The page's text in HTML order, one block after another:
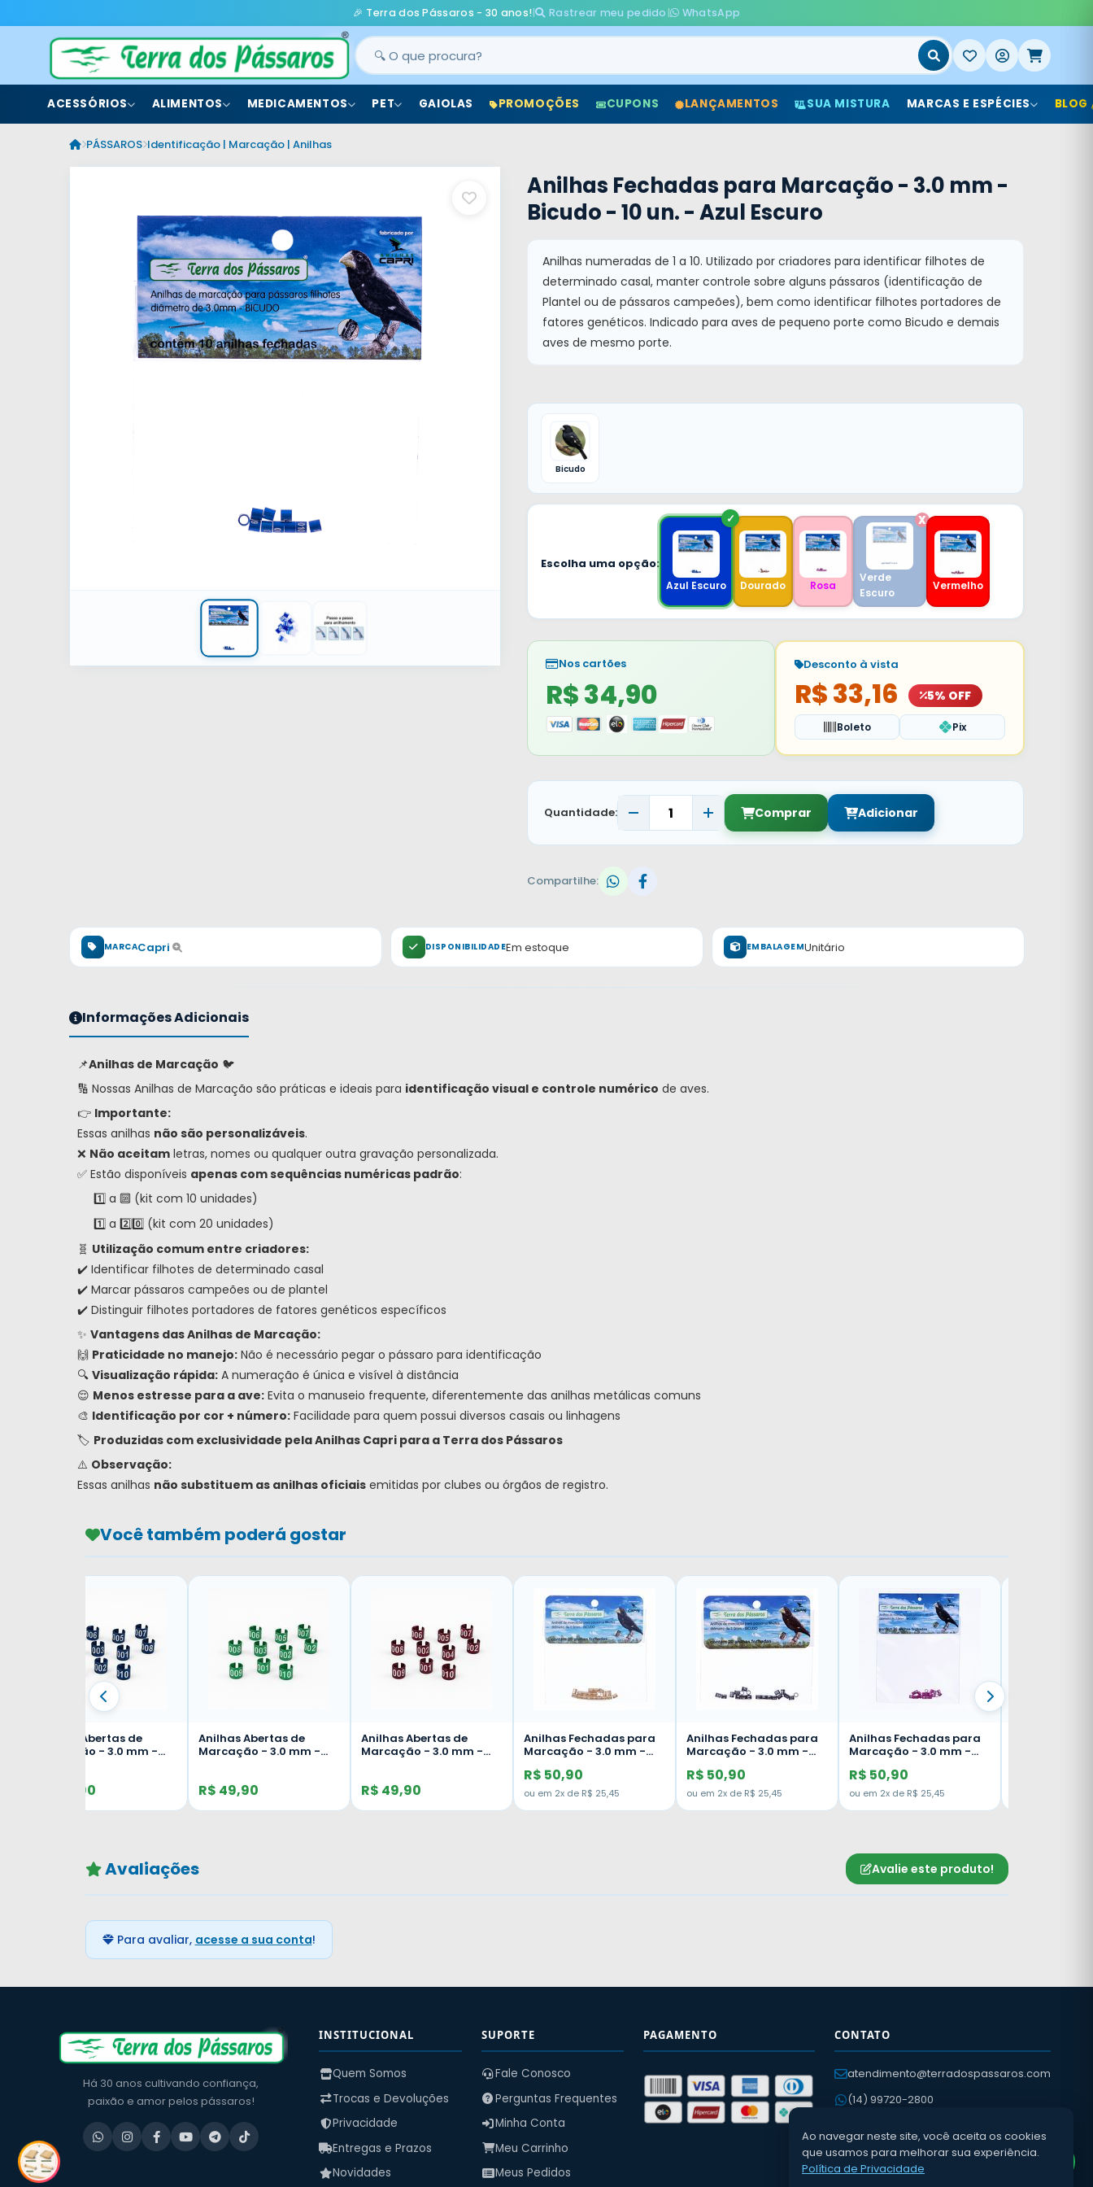
🎉 Terra dos Pássaros - 30 anos!| Rastrear meu pedido| WhatsApp
ACESSÓRIOS ALIMENTOS MEDICAMENTOS PET GAIOLAS PROMOÇÕES CUPONS LANÇAMENTOS SUA MISTURA MARCAS E ESPÉCIES BLOG
PÁSSAROS Identificação | Marcação | Anilhas
Anilhas Fechadas para Marcação - 3.0 mm -
Bicudo - 10 un. - Azul Escuro
Anilhas numeradas de 1 a 10. Utilizado por criadores para identificar filhotes de
determinado casal, manter controle sobre alguns pássaros (identificação de
Plantel ou de pássaros campeões), bem como identificar filhotes portadores de
fatores genéticos. Indicado para aves de pequeno porte como Bicudo e demais
aves de mesmo porte.
Bicudo
Escolha uma opção:
Azul Escuro Dourado Rosa
Verde
Escuro
Vermelho
Nos cartões
R$ 34,90
Desconto à vista
R$ 33,16 5% OFF
Boleto Pix
Quantidade: Comprar Adicionar
Compartilhe:
MARCACapri DISPONIBILIDADEEm estoque EMBALAGEMUnitário
Informações Adicionais
📌Anilhas de Marcação 🐦
🔢 Nossas Anilhas de Marcação são práticas e ideais para identificação visual e controle numérico de aves.
👉 Importante:
Essas anilhas não são personalizáveis.
❌ Não aceitamletras, nomes ou qualquer outra gravação personalizada.
✅ Estão disponíveis apenas com sequências numéricas padrão:
1️⃣ a 🔟 (kit com 10 unidades)
1️⃣ a 2️⃣0️⃣ (kit com 20 unidades)
🧬 Utilização comum entre criadores:
✔️ Identificar filhotes de determinado casal
✔️ Marcar pássaros campeões ou de plantel
✔️ Distinguir filhotes portadores de fatores genéticos específicos
✨ Vantagens das Anilhas de Marcação:
🙌 Praticidade no manejo:Não é necessário pegar o pássaro para identificação
🔍 Visualização rápida:A numeração é única e visível à distância
😌 Menos estresse para a ave:Evita o manuseio frequente, diferentemente das anilhas metálicas comuns
🎨 Identificação por cor + número:Facilidade para quem possui diversos casais ou linhagens
🏷️ Produzidas com exclusividade pela Anilhas Capri para a Terra dos Pássaros
⚠️ Observação:
Essas anilhas não substituem as anilhas oficiaisemitidas por clubes ou órgãos de registro.
Você também poderá gostar
Anilhas Abertas de
Marcação - 3.0 mm -
Vermelha
R$ 49,90
Anilhas Fechadas para
Marcação - 3.0 mm -
ou em 2x de R$ 25,45
Anilhas Fechadas para
Marcação - 3.0 mm -
ou em 2x de R$ 25,45
Anilhas Fechadas para
Marcação - 3.0 mm -
R$ 50,90
ou em 2x de R$ 25,45
Anilhas Fechadas para
Marcação - 3.0 mm -
Vermelho
R$ 50,90
ou em 2x de R$ 25,45
Anilhas Fechadas para
Marcação - 3.0 mm -
R$ 50,90
ou em 2x de R$ 25,45
Avaliações Avalie este produto!
Para avaliar, acesse a sua conta!
Há 30 anos cultivando confiança,
paixão e amor pelos pássaros!
INSTITUCIONAL
Quem Somos
Trocas e Devoluções
Privacidade
Entregas e Prazos
Novidades
SUPORTE
Fale Conosco
Perguntas Frequentes
Minha Conta
Meu Carrinho
Meus Pedidos
PAGAMENTO CONTATO
atendimento@terradospassaros.com
(14) 99720-2800
Av. Léo Guaraldo, 400
Dois Córregos – SP
Ao navegar neste site, você aceita os cookies
que usamos para melhorar sua experiência.
Política de Privacidade